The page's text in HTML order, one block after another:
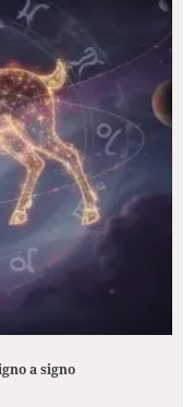
a signo